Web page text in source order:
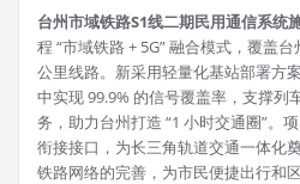
台州市域铁路S1线二期民用通信系统
程 “市域铁路 + 5G” 融合模式，覆盖
公里线路。新采用轻量化基站部署方
中实现 99.9% 的信号覆盖率，支撑列
务，助力台州打造 “1 小时交通圈”。
衔接接口，为长三角轨道交通一体化
铁路网络的完善，为市民便捷出行和